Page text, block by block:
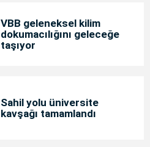
VBB geleneksel kilim
dokumacılığını geleceğe
taşıyor
Sahil yolu üniversite
kavşağı tamamlandı